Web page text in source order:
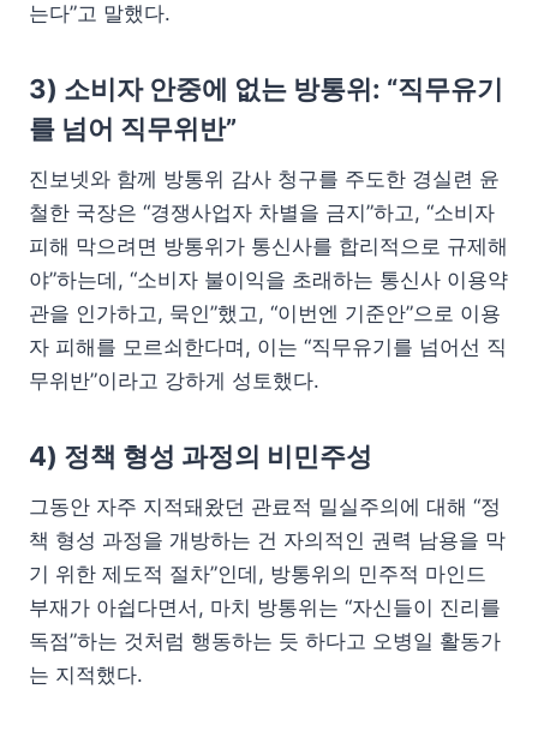
는다”고 말했다.
3) 소비자 안중에 없는 방통위: “직무유기
를 넘어 직무위반”
진보넷와 함께 방통위 감사 청구를 주도한 경실련 윤
철한 국장은 “경쟁사업자 차별을 금지”하고, “소비자
피해 막으려면 방통위가 통신사를 합리적으로 규제해
야”하는데, “소비자 불이익을 초래하는 통신사 이용약
관을 인가하고, 묵인”했고, “이번엔 기준안”으로 이용
자 피해를 모르쇠한다며, 이는 “직무유기를 넘어선 직
무위반”이라고 강하게 성토했다.
4) 정책 형성 과정의 비민주성
그동안 자주 지적돼왔던 관료적 밀실주의에 대해 “정
책 형성 과정을 개방하는 건 자의적인 권력 남용을 막
기 위한 제도적 절차”인데, 방통위의 민주적 마인드
부재가 아쉽다면서, 마치 방통위는 “자신들이 진리를
독점”하는 것처럼 행동하는 듯 하다고 오병일 활동가
는 지적했다.